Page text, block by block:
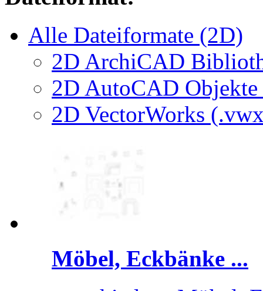
Alle Dateiformate (2D)
2D ArchiCAD
2D AutoCAD
2D VectorWorks
Möbel, Eckbänke ...